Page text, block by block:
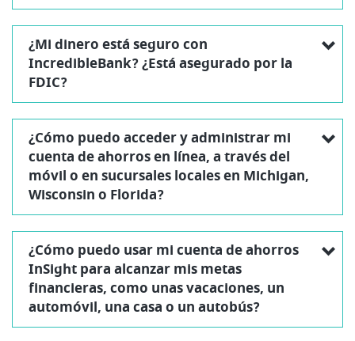
¿Mi dinero está seguro con
IncredibleBank? ¿Está asegurado por la
FDIC?
¿Cómo puedo acceder y administrar mi
cuenta de ahorros en línea, a través del
móvil o en sucursales locales en Michigan,
Wisconsin o Florida?
¿Cómo puedo usar mi cuenta de ahorros
InSight para alcanzar mis metas
financieras, como unas vacaciones, un
automóvil, una casa o un autobús?